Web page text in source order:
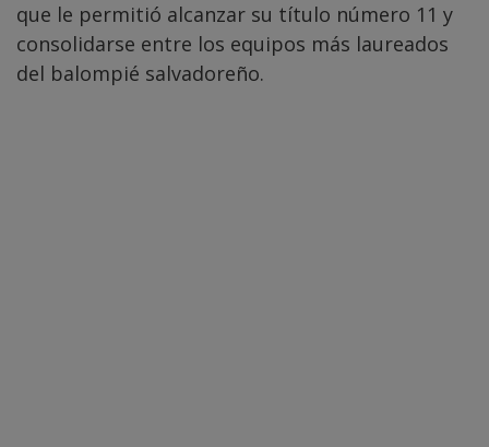
que le permitió alcanzar su título número 11 y
consolidarse entre los equipos más laureados
del balompié salvadoreño.